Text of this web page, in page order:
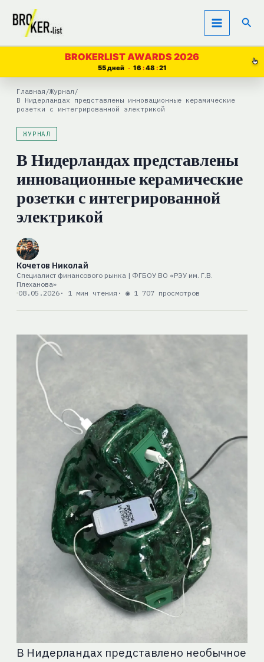
Перейти
содержимому
BROKERLIST AWARDS 2026
55 дней 16 48 21
Главная /Журнал /
В Нидерландах представлены инновационные керамические
розетки с интегрированной электрикой
ЖУРНАЛ
В Нидерландах представлены
инновационные керамические
розетки с интегрированной
электрикой
Кочетов Николай
Специалист финансового рынка | ФГБОУ ВО «РЭУ им. Г.В.
Плеханова»
08.05.2026· 1 мин чтения · ◉ 1 707 просмотров
В Нидерландах представлено необычное